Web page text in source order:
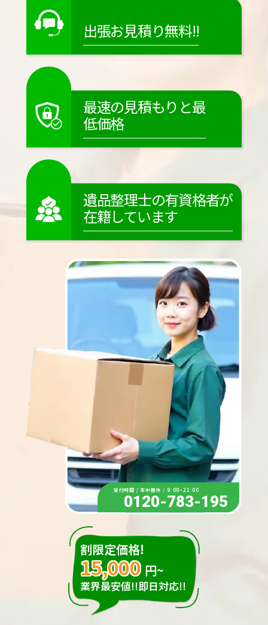
出張お見積り無料!!
最速の見積もりと最
低価格
遺品整理士の有資格者が
在籍しています
受付時間 / 年中無休 / 9:00~21:00
0120-783-195
割限定価格!
15,000 円~
業界最安値!!即日対応!!